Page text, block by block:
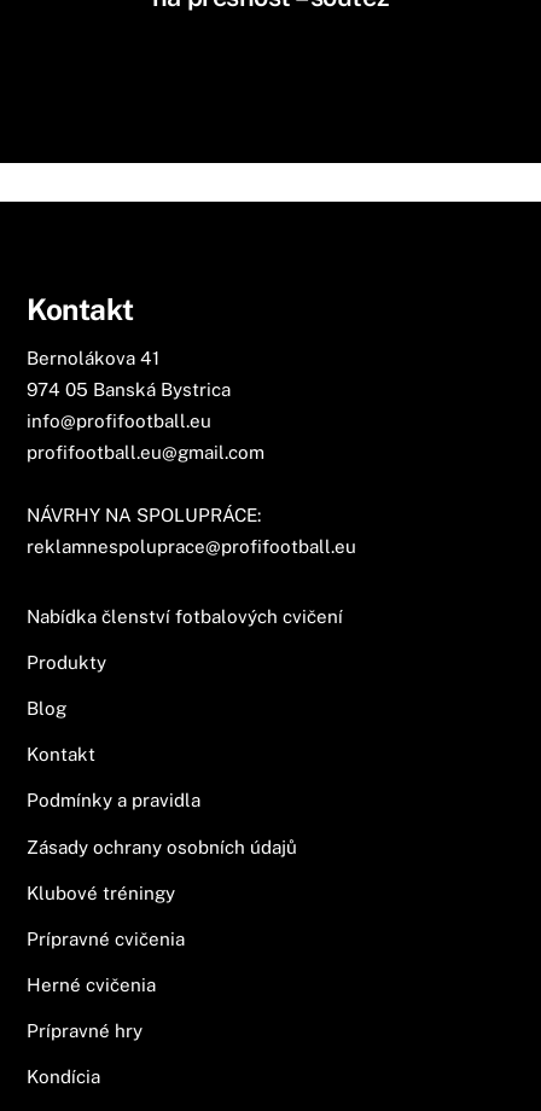
Kontakt
Bernolákova 41
974 05 Banská Bystrica
info@profifootball.eu
profifootball.eu@gmail.com
NÁVRHY NA SPOLUPRÁCE:
reklamnespoluprace@profifootball.eu
Nabídka členství fotbalových cvičení
Produkty
Blog
Kontakt
Podmínky a pravidla
Zásady ochrany osobních údajů
Klubové tréningy
Prípravné cvičenia
Herné cvičenia
Prípravné hry
Kondícia